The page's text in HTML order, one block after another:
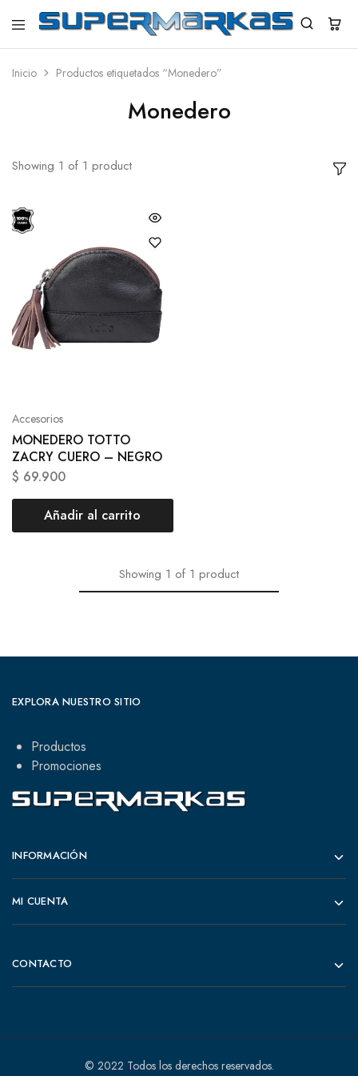
SuperMarkas
Ropa
con
Inicio Productos etiquetados “Monedero”
Monedero
Showing 1 of 1 product
Accesorios
MONEDERO TOTTO
ZACRY CUERO – NEGRO
$ 69.900
Añadir al carrito
Showing 1 of 1 product
EXPLORA NUESTRO SITIO
Productos
Promociones
INFORMACIÓN
MI CUENTA
CONTACTO
© 2022 Todos los derechos reservados.